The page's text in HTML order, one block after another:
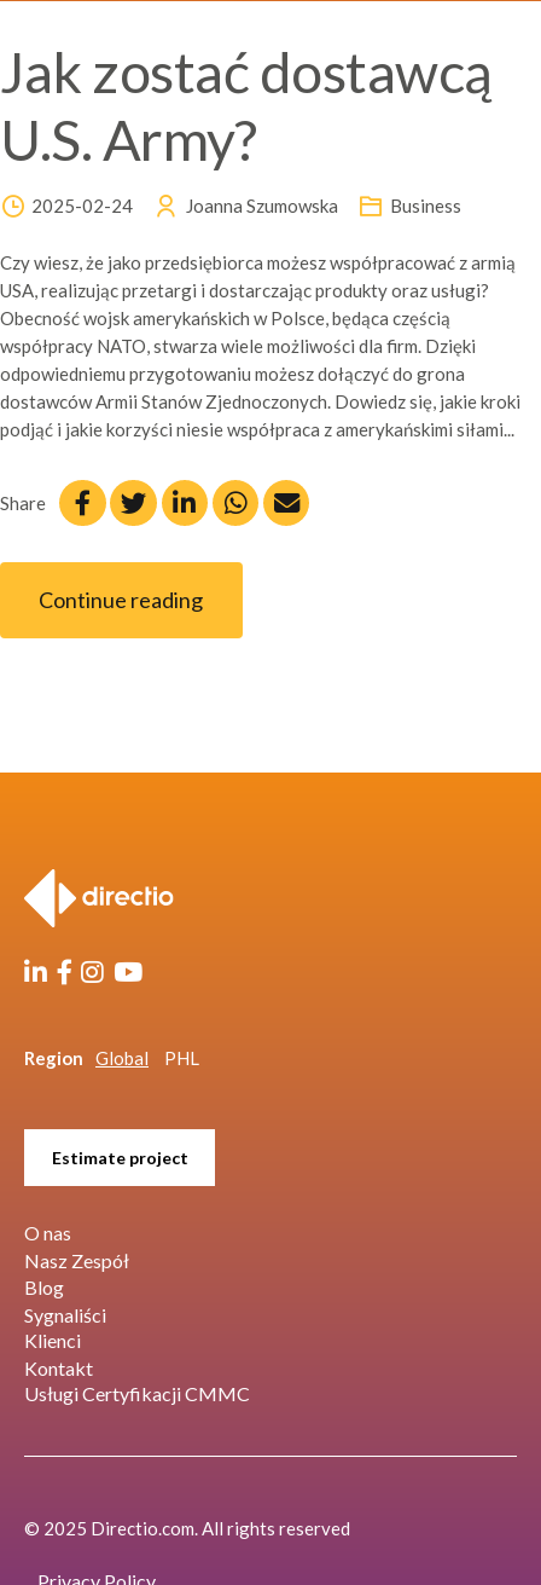
Jak zostać dostawcą
U.S. Army?
2025-02-24 Joanna Szumowska Business
Czy wiesz, że jako przedsiębiorca możesz współpracować z armią
USA, realizując przetargi i dostarczając produkty oraz usługi?
Obecność wojsk amerykańskich w Polsce, będąca częścią
współpracy NATO, stwarza wiele możliwości dla firm. Dzięki
odpowiedniemu przygotowaniu możesz dołączyć do grona
dostawców Armii Stanów Zjednoczonych. Dowiedz się, jakie kroki
podjąć i jakie korzyści niesie współpraca z amerykańskimi siłami...
Share
Continue reading
Region Global PHL
Estimate project
O nas
Nasz Zespół
Blog
Sygnaliści
Klienci
Kontakt
Usługi Certyfikacji CMMC
© 2025 Directio.com. All rights reserved